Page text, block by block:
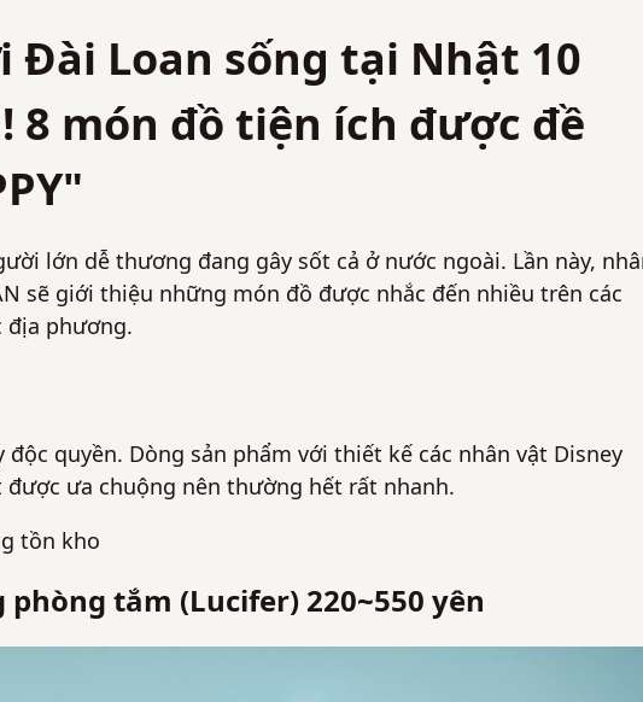
Loan sống tại Nhật 10
8 món đồ tiện ích được đề
lớn dễ thương đang gây sốt cả ở nước ngoài. Lần này,
sẽ giới thiệu những món đồ được nhắc đến nhiều trên các
phương.
độc quyền. Dòng sản phẩm với thiết kế các nhân vật Disney
ưa chuộng nên thường hết rất nhanh.
tồn kho
tắm (Lucifer) 220~550 yên